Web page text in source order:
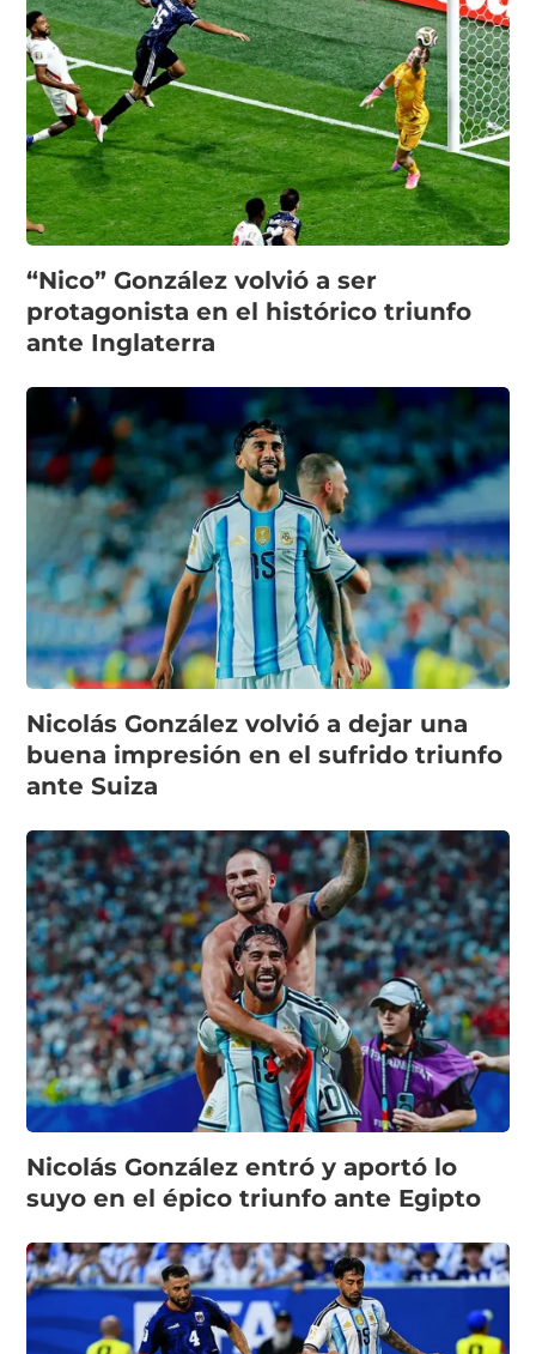
“Nico” González volvió a ser
protagonista en el histórico triunfo
ante Inglaterra
Nicolás González volvió a dejar una
buena impresión en el sufrido triunfo
ante Suiza
Nicolás González entró y aportó lo
suyo en el épico triunfo ante Egipto